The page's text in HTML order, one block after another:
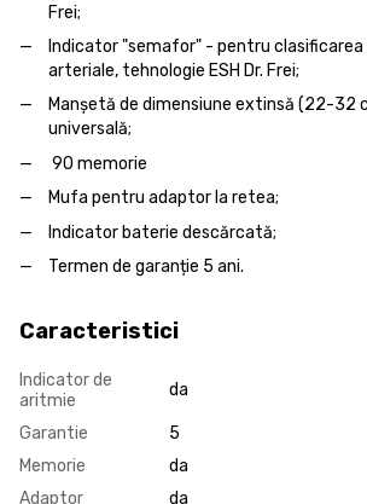
Frei;
Indicator "semafor" - pentru clasificarea
arteriale, tehnologie ESH Dr. Frei;
Manșetă de dimensiune extinsă (22-32
universală;
90 memorie
Mufa pentru adaptor la retea;
Indicator baterie descărcată;
Termen de garanție 5 ani.
Caracteristici
Indicator de
aritmie
da
Garantie
5
Memorie
da
Adaptor
da